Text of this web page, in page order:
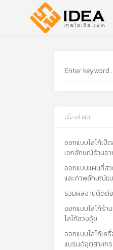
เรื่องล่าสุด
ออกแบบโลโก้เป็
เอกลักษณ์ร้านอา
ออกแบบแผนที่ส
และภาพลักษณ์แ
รวมผลงานตัดต่
ออกแบบโลโก้ร้า
โลโก้ฮวงจุ้ย
ออกแบบโลโก้เค
แบรนด์อุตสาหก